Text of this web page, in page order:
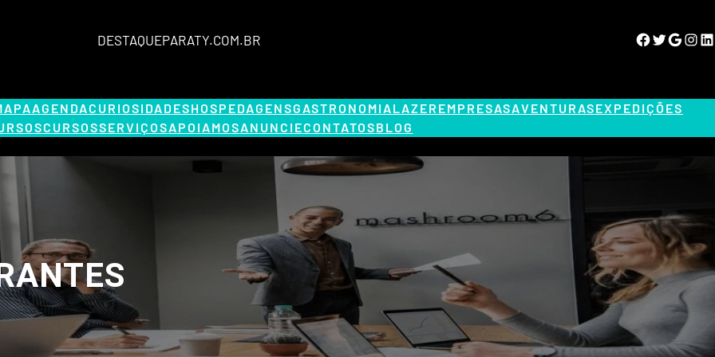
DESTAQUEPARATY.COM.BR Facebook Twitter Google Instagram LinkedIn
AGENDACURIOSIDADESHOSPEDAGENSGASTRONOMIALAZER EMPRESASAVENTURASEXPEDIÇÕES
CURSOSSERVIÇOSAPOIAMOSANUNCIECONTATOSBLOG